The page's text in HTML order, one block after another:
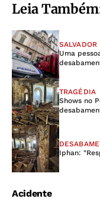
Leia
SALVADOR
Uma
TRAGÉDIA
Shows no
Iphan:
Acidente